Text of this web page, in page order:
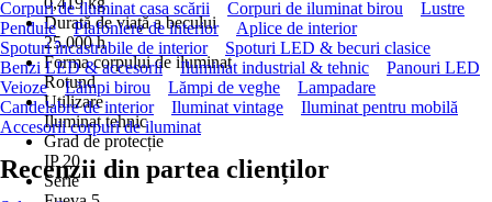
Durată de viaţă a becului
25.000 h
Forma corpului de iluminat
Rotund
Utilizare
Iluminat tehnic
Grad de protecție
IP 20
Serie
Corpuri de iluminat casa scării
Corpuri de iluminat birou
Lustre
Pendule
Plafoniere de interior
Aplice de interior
Spoturi încastrabile de interior
Spoturi LED & becuri clasice
Benzi LED & accesorii
Iluminat industrial & tehnic
Panouri LED
Veioze
Lămpi birou Lămpi de veghe
Lampadare
Candelabre de interior
Iluminat vintage
Iluminat pentru mobilă
Accesorii corpuri de iluminat
Recenzii din partea clienților